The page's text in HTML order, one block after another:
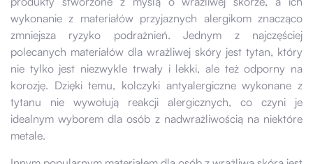
wykonanie z materiałów przyjaznych alergikom znacząco
zmniejsza ryzyko podrażnień. Jednym z najczęściej
polecanych materiałów dla wrażliwej skóry jest tytan, który
nie tylko jest niezwykle trwały i lekki, ale też odporny na
korozję. Dzięki temu, kolczyki antyalergiczne wykonane z
tytanu nie wywołują reakcji alergicznych, co czyni je
idealnym wyborem dla osób z nadwrażliwością na niektóre
metale.